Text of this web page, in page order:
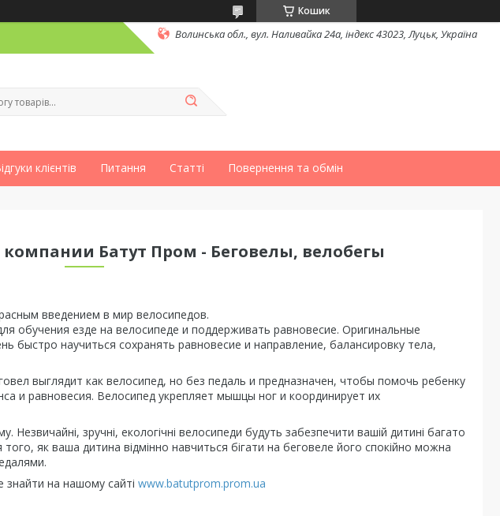
Кошик
Волинська обл., вул. Наливайка 24а, індекс 43023, Луцьк, Україна
клієнтів Питання Статті Повернення та обмін
Батут Пром - Беговелы, велобегы
введением в мир велосипедов.
обучения езде на велосипеде и поддерживать равновесие. Оригинальные
быстро научиться сохранять равновесие и направление, балансировку тела,
выглядит как велосипед, но без педаль и предназначен, чтобы помочь ребенку
и равновесия. Велосипед укрепляет мышцы ног и координирует их
Незвичайні, зручні, екологічні велосипеди будуть забезпечити вашій дитині багато
того, як ваша дитина відмінно навчиться бігати на беговеле його спокійно можна
на нашому сайті www.batutprom.prom.ua